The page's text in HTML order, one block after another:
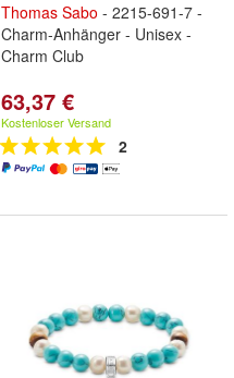
Thomas Sabo - 2215-691-7 -
Charm-Anhänger - Unisex -
Charm Club
63,37 €
Kostenloser Versand
2